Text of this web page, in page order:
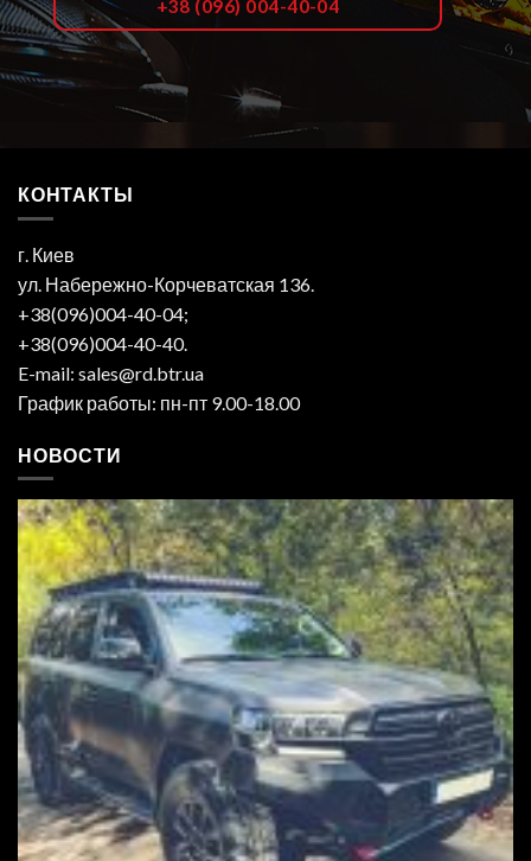
+38 (096) 004-40-04
КОНТАКТЫ
г. Киев
ул. Набережно-Корчеватская 136.
+38(096)004-40-04;
+38(096)004-40-40.
E-mail: sales@rd.btr.ua
График работы: пн-пт 9.00-18.00
НОВОСТИ